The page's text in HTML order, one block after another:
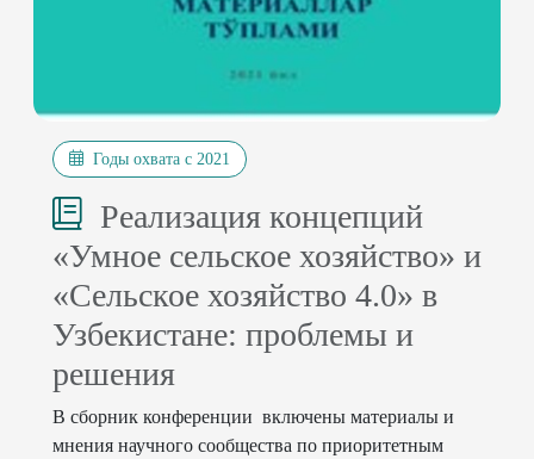
Годы охвата с 2021
Реализация концепций
«Умное сельское хозяйство» и
«Сельское хозяйство 4.0» в
Узбекистане: проблемы и
решения
В сборник конференции включены материалы и
мнения научного сообщества по приоритетным